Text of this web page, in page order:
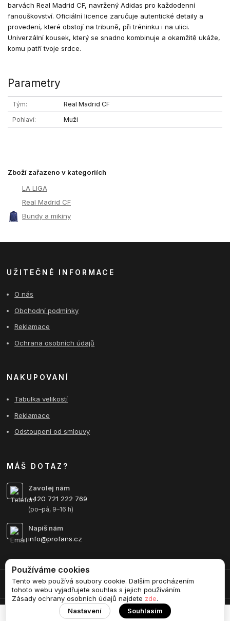
barvách Real Madrid CF, navržený Adidas pro každodenní
fanouškovství. Oficiální licence zaručuje autentické detaily a
provedení, které obstojí na tribuně, při tréninku i na ulici.
Univerzální kousek, který se snadno kombinuje a okamžitě ukáže,
komu patří tvoje srdce.
Parametry
Tým Real Madrid CF
Pohlaví Muži
Zboží zařazeno v kategoriích
LA LIGA
Real Madrid CF
Bundy a mikiny
UŽITEČNÉ INFORMACE
O nás
Obchodní podmínky
Reklamace
Ochrana osobních údajů
NAKUPOVANÍ
Tabulka velikostí
Reklamace
Odstoupení od smlouvy
MÁŠ DOTAZ?
Zavolej nám
+420 721 222 769
(po–pá, 9–16 h)
Napiš nám
info@profans.cz
Upravit sběr cookies.
Vytvořeno na Eshop-rychle.cz
Používáme cookies
Tento web používá soubory cookie. Dalším procházením
tohoto webu vyjadřujete souhlas s jejich používáním.
Zásady ochrany osobních údajů najdete zde.
Nastavení
Souhlasím